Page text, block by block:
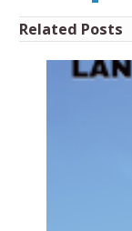
Related Posts